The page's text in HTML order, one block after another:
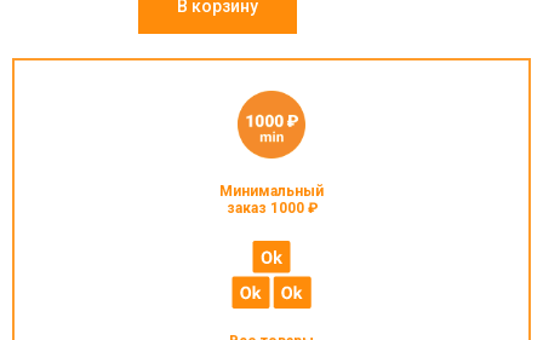
В корзину
Минимальный
заказ 1000 ₽